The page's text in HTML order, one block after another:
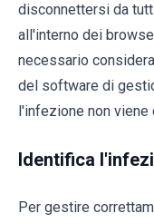
disconnettersi da
all'interno dei
necessario
del software di
l'infezione non
Identifica
Per gestire